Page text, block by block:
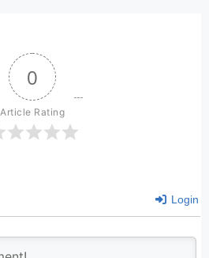
0
Article Rating
Login